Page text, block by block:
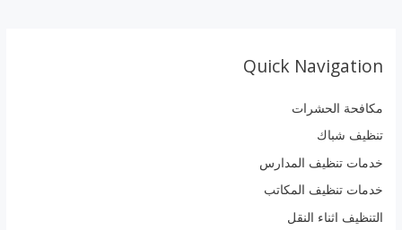
Quick Navigation
مكافحة الحشرات
تنظيف شباك
خدمات تنظيف المدارس
خدمات تنظيف المكاتب
التنظيف اثناء النقل